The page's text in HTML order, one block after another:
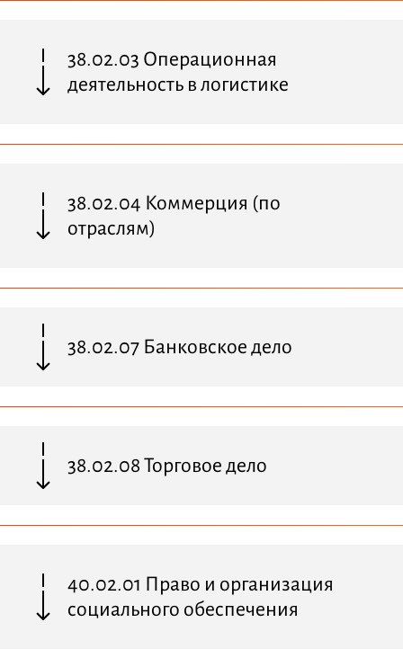
38.02.03 Операционная
деятельность в логистике
38.02.04 Коммерция (по
отраслям)
38.02.07 Банковское дело
38.02.08 Торговое дело
40.02.01 Право и организация
социального обеспечения